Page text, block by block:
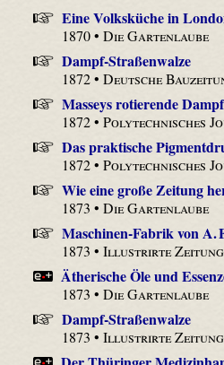
Eine Volksküche in
1870 •Die Gartenlaube
Dampf-Straßenwalze
1872 •Deutsche
Masseys rotierende
1872 •Polytechnisches
Das praktische
1872 •Polytechnisches
Wie eine große Zeitung
1873 •Die Gartenlaube
Maschinen-Fabrik von A.
1873 •Illustrirte Zeitung
Ätherische Öle und
1873 •Die Gartenlaube
Dampf-Straßenwalze
1873 •Illustrirte Zeitung